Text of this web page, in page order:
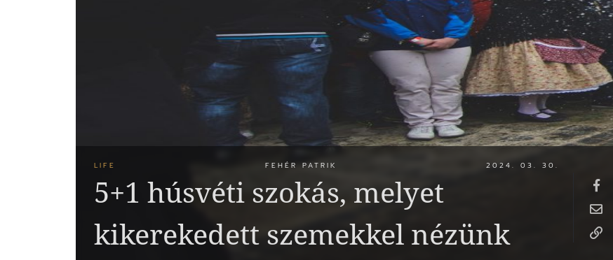
LIFE FEHÉR PATRIK 2024. 03. 30.
5+1 húsvéti szokás, melyet
kikerekedett szemekkel nézünk